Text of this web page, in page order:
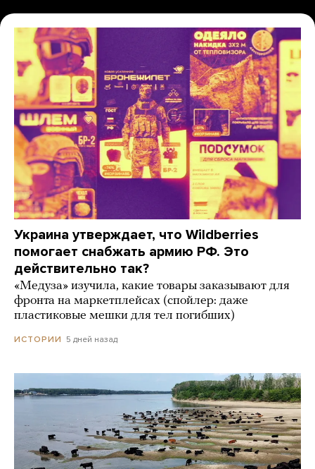
Украина утверждает, что Wildberries
помогает снабжать армию РФ. Это
действительно так?
«Медуза» изучила, какие товары заказывают для
фронта на маркетплейсах (спойлер: даже
пластиковые мешки для тел погибших)
ИСТОРИИ 5 дней назад